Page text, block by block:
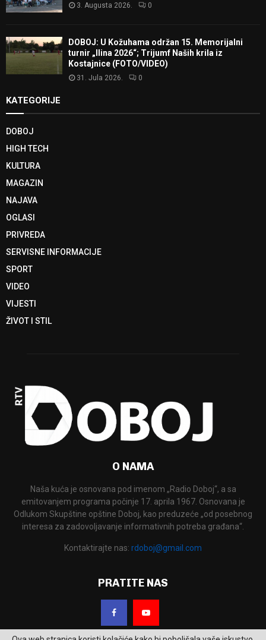
3. Augusta 2026. 0
DOBOJ: U Kožuhama održan 15. Memorijalni
turnir „Ilina 2026“; Trijumf Naših krila iz
Kostajnice (FOTO/VIDEO)
31. Jula 2026. 0
KATEGORIJE
DOBOJ
HIGH TECH
KULTURA
MAGAZIN
NAJAVA
OGLASI
PRIVREDA
SERVISNE INFORMACIJE
SPORT
VIDEO
VIJESTI
ŽIVOT I STIL
O NAMA
Naša kuća je osnovana pod imenom „Radio Doboj“, a sa
emitovanjem programa počinje 17. aprila 1967. Osnovana je
Odlukom Skupštine opštine Doboj, kao preduzeće „od posebnog
interesa za zadovoljavanje informativnih potreba građana“.
Kontaktirajte nas: rdoboj@gmail.com
PRATITE NAS